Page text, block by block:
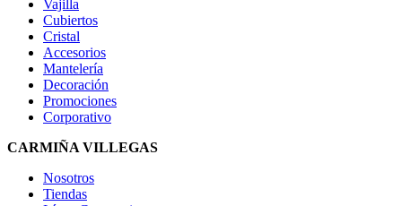
Vajilla
Cubiertos
Cristal
Accesorios
Mantelería
Decoración
Promociones
Corporativo
CARMIÑA VILLEGAS
Nosotros
Tiendas